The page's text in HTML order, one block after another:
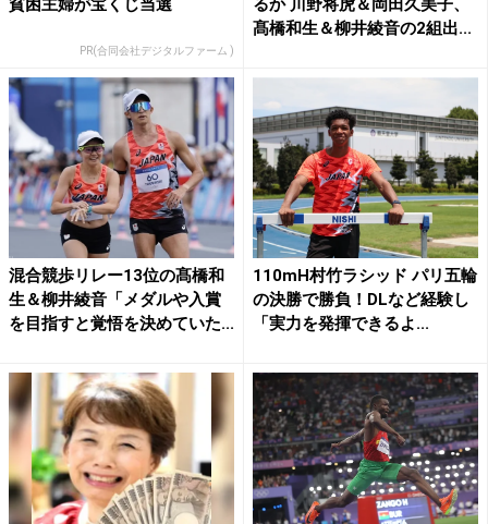
貧困主婦が宝くじ当選
PR(合同会社デジタルファーム )
るか 川野将虎＆岡田久美子、
髙橋和生＆柳井綾音の2組出...
混合競歩リレー13位の髙橋和
生＆柳井綾音「メダルや入賞
を目指すと覚悟を決めていた...
110mH村竹ラシッド パリ五輪
の決勝で勝負！DLなど経験し
「実力を発揮できるよ...